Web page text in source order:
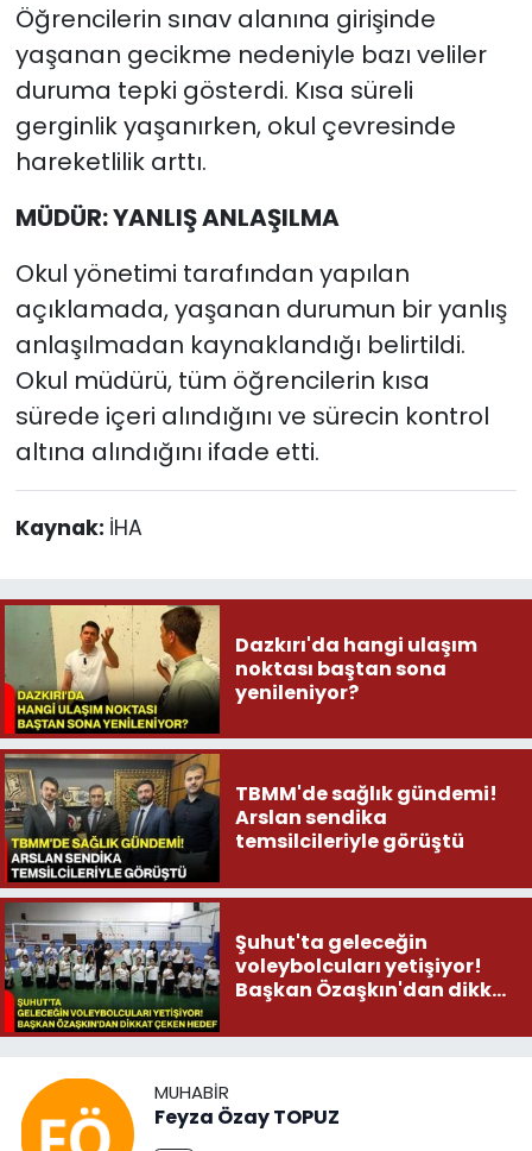
Öğrencilerin sınav alanına girişinde
yaşanan gecikme nedeniyle bazı veliler
duruma tepki gösterdi. Kısa süreli
gerginlik yaşanırken, okul çevresinde
hareketlilik arttı.
MÜDÜR: YANLIŞ ANLAŞILMA
Okul yönetimi tarafından yapılan
açıklamada, yaşanan durumun bir yanlış
anlaşılmadan kaynaklandığı belirtildi.
Okul müdürü, tüm öğrencilerin kısa
sürede içeri alındığını ve sürecin kontrol
altına alındığını ifade etti.
Kaynak: İHA
Dazkırı'da hangi ulaşım
noktası baştan sona
yenileniyor?
TBMM'de sağlık gündemi!
Arslan sendika
temsilcileriyle görüştü
Şuhut'ta geleceğin
voleybolcuları yetişiyor!
Başkan Özaşkın'dan dikkat
MUHABIR
Feyza Özay TOPUZ